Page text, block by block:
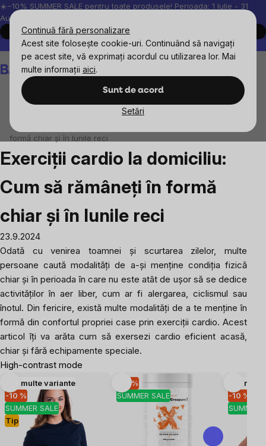
Continuă fără personalizare
Acest site folosește cookie-uri. Continuând să navigați
pe acest site, vă exprimați acordul cu utilizarea lor. Mai
multe informații aici.
Sunt de acord
Setări
Treci
la
conținut
☀️−10% SUMMER SALE pentru toate produsele! Perioada: 1 Iulie - 31
August, 2026.
Cumpără acum
Peste 200.000 de recenzii verificate
Produsele noastre sunt
Coş
de
formă chiar și în lunile reci
Exerciții cardio la domiciliu:
Cum să rămâneți în formă
chiar și în lunile reci
23.9.2024
Odată cu venirea toamnei și scurtarea zilelor, multe
persoane caută modalități de a-și menține condiția fizică
chiar și în perioada în care nu este atât de ușor să se dedice
activităților în aer liber, cum ar fi alergarea, ciclismul sau
înotul. Din fericire, există multe modalități de a te menține în
formă din confortul propriei case prin exerciții cardio. Acest
articol îți va arăta cum să exersezi cardio eficient acasă,
chiar și fără echipamente speciale.
High-contrast mode
SUMMER SALE
Tip
-10 %
Mai multe variante
SUMMER SALE
-10 %
SUMMER
-10 %
Mai